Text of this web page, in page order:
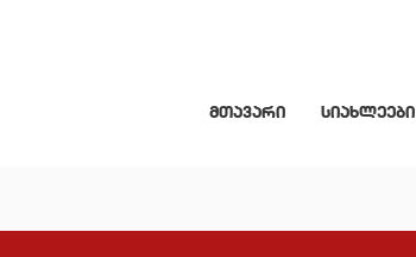
მთავარი სიახლეები